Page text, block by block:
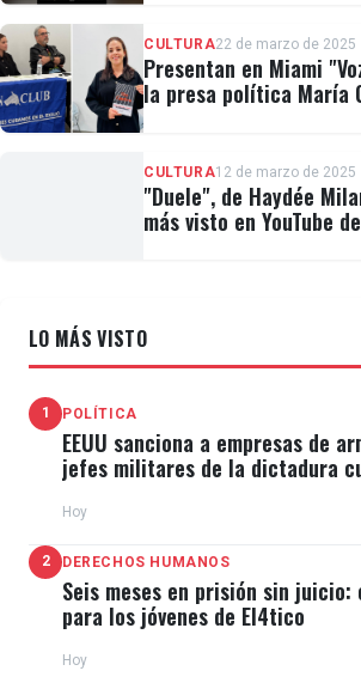
CULTURA22 de marzo de 2025
Presentan en Miami
la presa política María
CULTURA12 de marzo de 2025
"Duele", de Haydée
más visto en YouTube
LO MÁS VISTO
1 POLÍTICA
EEUU sanciona a empresas de
jefes militares de la dictadura
Hoy
2 DERECHOS HUMANOS
Seis meses en prisión sin
para los jóvenes de El4tico
Hoy